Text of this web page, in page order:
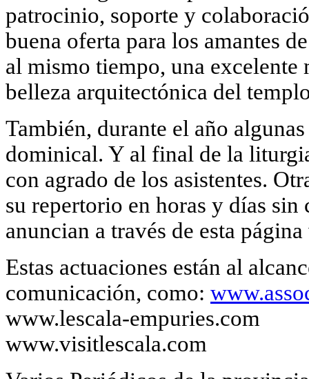
patrocinio, soporte y
buena oferta para los amantes
al mismo tiempo, una
belleza arquitectónica del
También, durante el año
dominical. Y al final de la
con agrado de los asistentes.
su repertorio en horas y días
anuncian a través de esta
Estas actuaciones están al
comunicación, como:
www.lescala-empuries.com
www.visitlescala.com